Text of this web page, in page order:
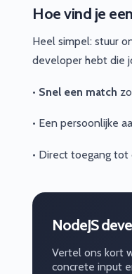
Hoe vind je
Heel simpel: stuur
developer hebt die
• Snel een match
• Een persoonlijke
• Direct toegang
NodeJS
Vertel ons kort
concrete input